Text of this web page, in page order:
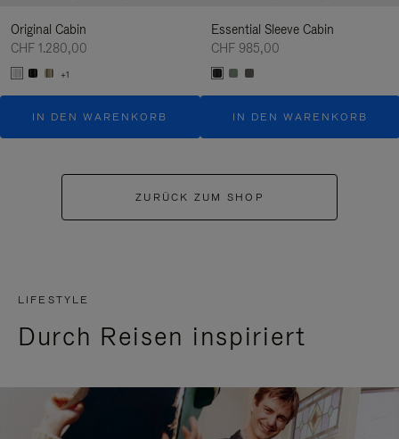
Original Cabin
CHF 1.280,00
+1
IN DEN WARENKORB
Essential Sleeve Cabin
CHF 985,00
IN DEN WARENKORB
ZURÜCK ZUM SHOP
LIFESTYLE
Durch Reisen inspiriert